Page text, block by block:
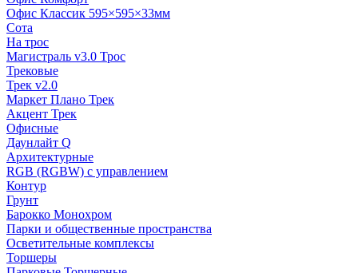
Офис Классик 595×595×33мм
Сота
На трос
Магистраль v3.0 Трос
Трековые
Трек v2.0
Маркет Плано Трек
Акцент Трек
Офисные
Даунлайт Q
Архитектурные
RGB (RGBW) с управлением
Контур
Грунт
Барокко Монохром
Парки и общественные пространства
Осветительные комплексы
Торшеры